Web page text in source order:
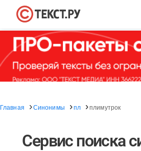
Главная Синонимы пл плимутрок
Сервис поиска